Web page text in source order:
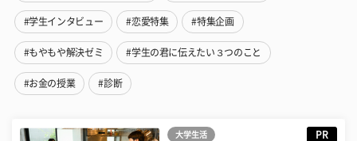
#学生インタビュー #恋愛特集 #特集企画
#もやもや解決ゼミ #学生の君に伝えたい３つのこと
#お金の授業 #診断
大学生活 PR